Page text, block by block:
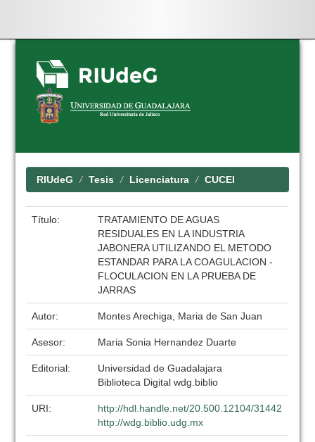
Skip
navigation
RIUdeG Tesis Licenciatura CUCEI
Título:
TRATAMIENTO DE AGUAS
RESIDUALES EN LA INDUSTRIA
JABONERA UTILIZANDO EL METODO
ESTANDAR PARA LA COAGULACION -
FLOCULACION EN LA PRUEBA DE
JARRAS
Autor: Montes Arechiga, Maria de San Juan
Asesor: Maria Sonia Hernandez Duarte
Editorial:
Universidad de Guadalajara
Biblioteca Digital wdg.biblio
URI:
http://hdl.handle.net/20.500.12104/31442
http://wdg.biblio.udg.mx